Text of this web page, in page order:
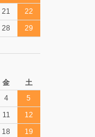
21
22
28
29
金
土
4
5
11
12
18
19